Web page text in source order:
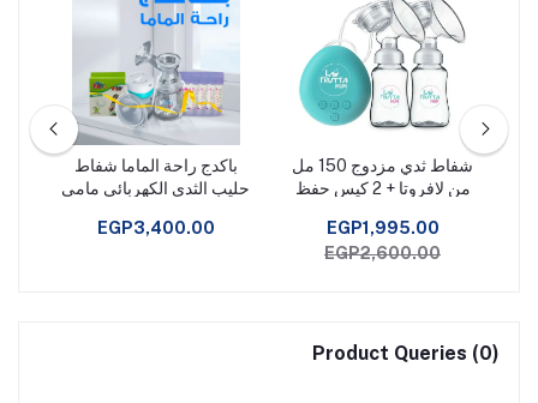
شفاط ثدي مزدوج 150 مل
من لافروتا + 2 كيس حفظ
EGP1,995.00
EGP2,600.00
باكدج راحة الماما شفاط
حليب الثدى الكهربائي مامى
امتصاص
EGP3,400.00
Product Queries (0)